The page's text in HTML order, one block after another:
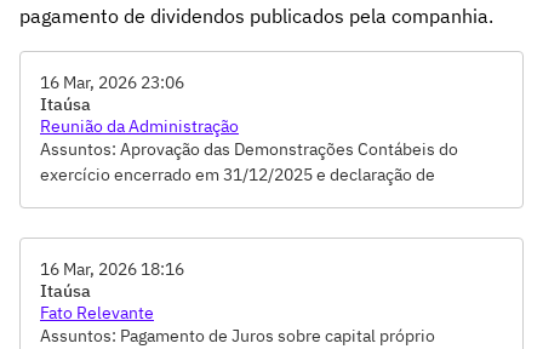
pagamento de dividendos publicados pela companhia.
16 Mar, 2026 23:06
Itaúsa
Reunião da Administração
Assuntos: Aprovação das Demonstrações Contábeis do
exercício encerrado em 31/12/2025 e declaração de
16 Mar, 2026 18:16
Itaúsa
Fato Relevante
Assuntos: Pagamento de Juros sobre capital próprio